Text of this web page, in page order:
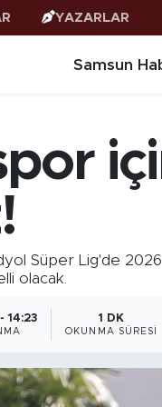
YAZARLAR
Samsun
Süper Lig'de
olacak.
14:23 1 DK
OKUNMA SÜRESI